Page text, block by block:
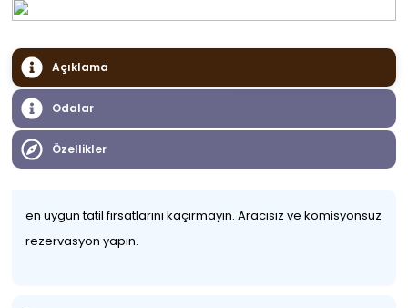
Açıklama
Odalar
Özellikler
en uygun tatil fırsatlarını kaçırmayın. Aracısız ve komisyonsuz
rezervasyon yapın.